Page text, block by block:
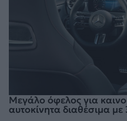
Μεγάλο όφελος για
αυτοκίνητα διαθέσιμα